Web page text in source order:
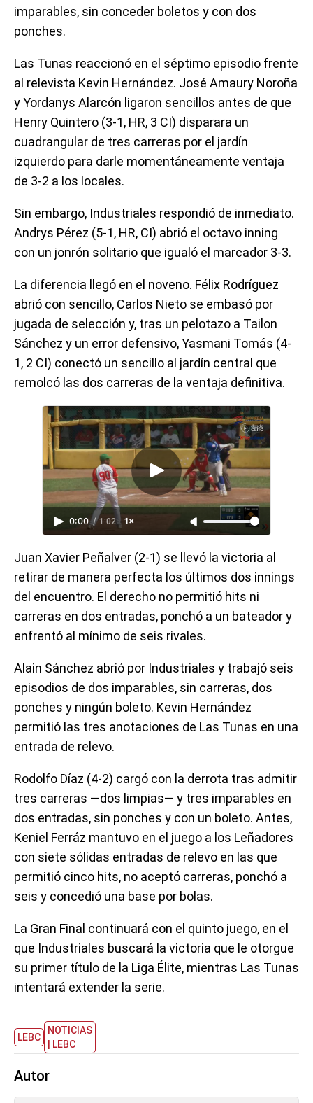
imparables, sin conceder boletos y con dos
ponches.
Las Tunas reaccionó en el séptimo episodio frente
al relevista Kevin Hernández. José Amaury Noroña
y Yordanys Alarcón ligaron sencillos antes de que
Henry Quintero (3-1, HR, 3 CI) disparara un
cuadrangular de tres carreras por el jardín
izquierdo para darle momentáneamente ventaja
de 3-2 a los locales.
Sin embargo, Industriales respondió de inmediato.
Andrys Pérez (5-1, HR, CI) abrió el octavo inning
con un jonrón solitario que igualó el marcador 3-3.
La diferencia llegó en el noveno. Félix Rodríguez
abrió con sencillo, Carlos Nieto se embasó por
jugada de selección y, tras un pelotazo a Tailon
Sánchez y un error defensivo, Yasmani Tomás (4-
1, 2 CI) conectó un sencillo al jardín central que
remolcó las dos carreras de la ventaja definitiva.
0:00 / 1:02 1×
Juan Xavier Peñalver (2-1) se llevó la victoria al
retirar de manera perfecta los últimos dos innings
del encuentro. El derecho no permitió hits ni
carreras en dos entradas, ponchó a un bateador y
enfrentó al mínimo de seis rivales.
Alain Sánchez abrió por Industriales y trabajó seis
episodios de dos imparables, sin carreras, dos
ponches y ningún boleto. Kevin Hernández
permitió las tres anotaciones de Las Tunas en una
entrada de relevo.
Rodolfo Díaz (4-2) cargó con la derrota tras admitir
tres carreras —dos limpias— y tres imparables en
dos entradas, sin ponches y con un boleto. Antes,
Keniel Ferráz mantuvo en el juego a los Leñadores
con siete sólidas entradas de relevo en las que
permitió cinco hits, no aceptó carreras, ponchó a
seis y concedió una base por bolas.
La Gran Final continuará con el quinto juego, en el
que Industriales buscará la victoria que le otorgue
su primer título de la Liga Élite, mientras Las Tunas
intentará extender la serie.
LEBC
NOTICIAS
| LEBC
Autor